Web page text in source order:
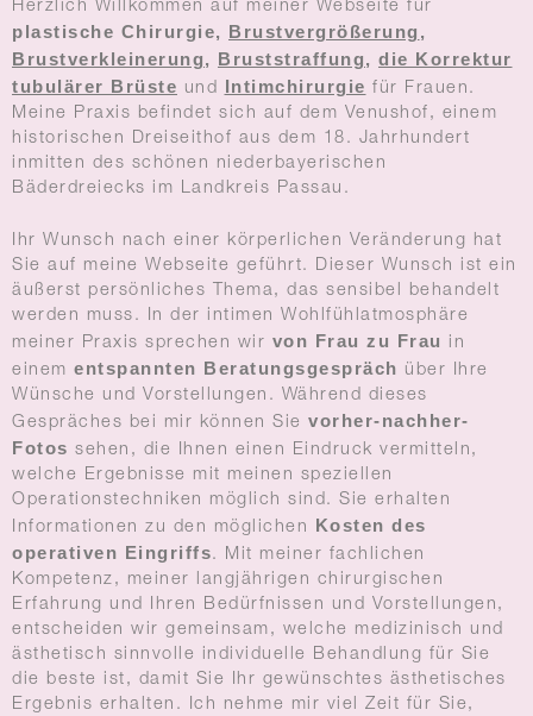
Herzlich Willkommen auf meiner Webseite für
plastische Chirurgie, Brustvergrößerung ,
Brustverkleinerung, Bruststraffung, die Korrektur
tubulärer Brüste und Intimchirurgie für Frauen.
Meine Praxis befindet sich auf dem Venushof, einem
historischen Dreiseithof aus dem 18. Jahrhundert
inmitten des schönen niederbayerischen
Bäderdreiecks im Landkreis Passau.
Ihr Wunsch nach einer körperlichen Veränderung hat
Sie auf meine Webseite geführt. Dieser Wunsch ist ein
äußerst persönliches Thema, das sensibel behandelt
werden muss. In der intimen Wohlfühlatmosphäre
meiner Praxis sprechen wir von Frau zu Frau
in
einem entspannten Beratungsgespräch über Ihre
Wünsche und Vorstellungen. Während dieses
Gespräches bei mir können Sie vorher-nachher-
Fotos sehen, die Ihnen einen Eindruck vermitteln,
welche Ergebnisse mit meinen speziellen
Operationstechniken möglich sind. Sie erhalten
Informationen zu den möglichen
Kosten des
operativen Eingriffs. Mit meiner fachlichen
Kompetenz, meiner langjährigen chirurgischen
Erfahrung und Ihren Bedürfnissen und Vorstellungen,
entscheiden wir gemeinsam, welche medizinisch und
ästhetisch sinnvolle individuelle Behandlung für Sie
die beste ist, damit Sie Ihr gewünschtes ästhetisches
Ergebnis erhalten. Ich nehme mir viel Zeit für Sie,